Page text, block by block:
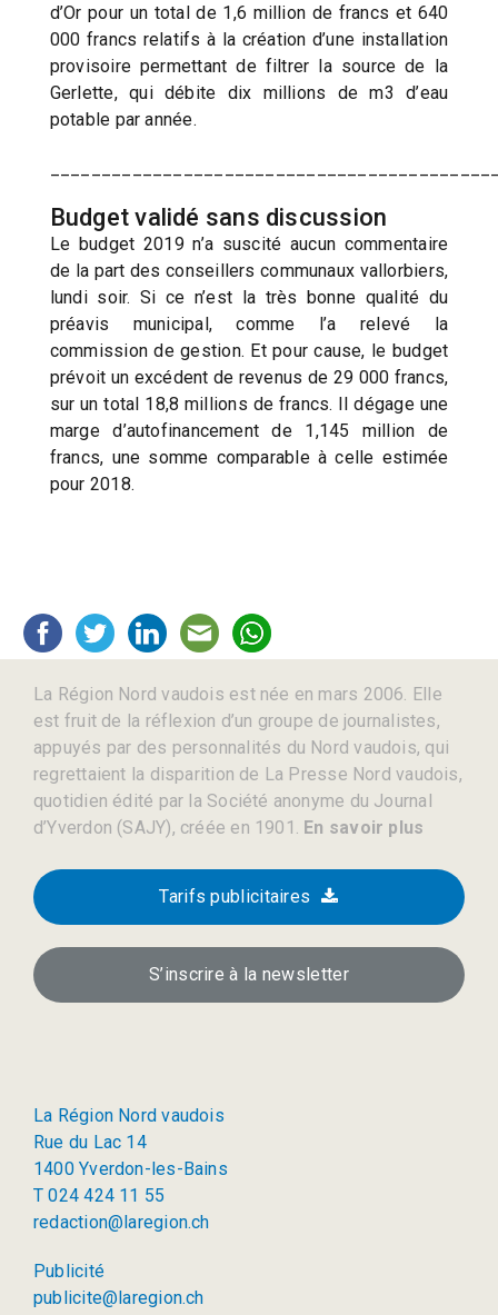
d’Or pour un total de 1,6 million de francs et 640
000 francs relatifs à la création d’une installation
provisoire permettant de filtrer la source de la
Gerlette, qui débite dix millions de m3 d’eau
potable par année.
Budget validé sans discussion
Le budget 2019 n’a suscité aucun commentaire
de la part des conseillers communaux vallorbiers,
lundi soir. Si ce n’est la très bonne qualité du
préavis municipal, comme l’a relevé la
commission de gestion. Et pour cause, le budget
prévoit un excédent de revenus de 29 000 francs,
sur un total 18,8 millions de francs. Il dégage une
marge d’autofinancement de 1,145 million de
francs, une somme comparable à celle estimée
pour 2018.
La Région Nord vaudois est née en mars 2006. Elle
est fruit de la réflexion d’un groupe de journalistes,
appuyés par des personnalités du Nord vaudois, qui
regrettaient la disparition de La Presse Nord vaudois,
quotidien édité par la Société anonyme du Journal
d’Yverdon (SAJY), créée en 1901. En savoir plus
Tarifs publicitaires
S’inscrire à la newsletter
La Région Nord vaudois
Rue du Lac 14
1400 Yverdon-les-Bains
T 024 424 11 55
redaction@laregion.ch
Publicité
publicite@laregion.ch